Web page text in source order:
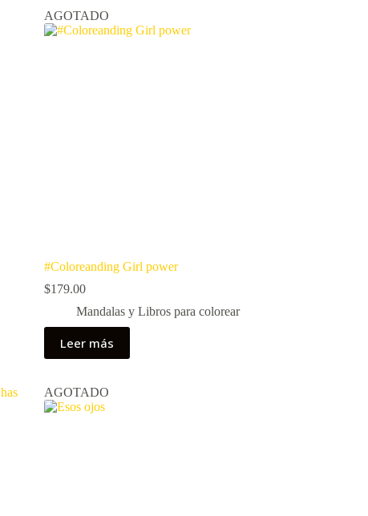
AGOTADO
#Coloreanding Girl power
$179.00
Mandalas y Libros para colorear
Leer más
AGOTADO